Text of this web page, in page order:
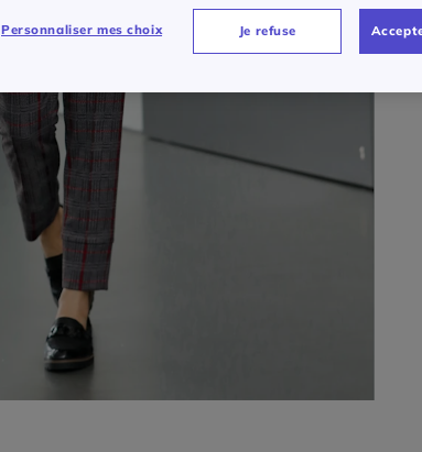
44
Personnaliser mes choix Je refuse